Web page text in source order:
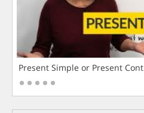
Present Simple or Present